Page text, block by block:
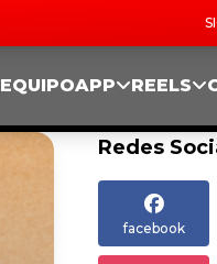
EQUIPOAPP REELS
Redes
facebook